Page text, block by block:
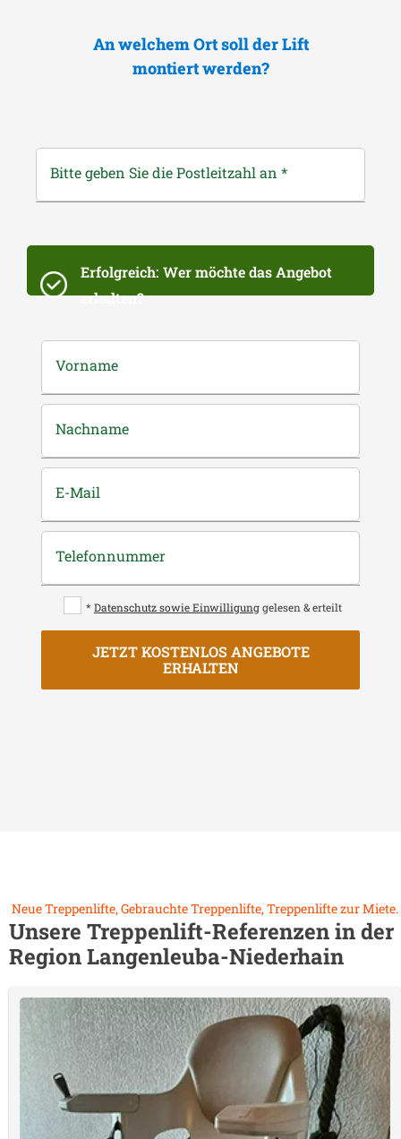
An welchem Ort soll der Lift
montiert werden?
Bitte geben Sie die Postleitzahl an *
Erfolgreich: Wer möchte das Angebot
erhalten?
Vorname
Nachname
E-Mail
Telefonnummer
* Datenschutz sowie Einwilligung gelesen & erteilt
JETZT KOSTENLOS ANGEBOTE
ERHALTEN
Neue Treppenlifte, Gebrauchte Treppenlifte, Treppenlifte zur Miete.
Unsere Treppenlift-Referenzen in der
RegionLangenleuba-Niederhain